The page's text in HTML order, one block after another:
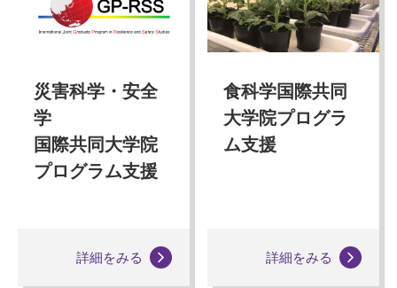
災害科学・安全
学
国際共同大学院
プログラム支援
詳細をみる
食科学国際共同
大学院プログラ
ム支援
詳細をみる